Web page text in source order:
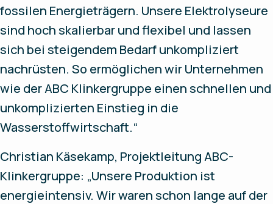
fossilen Energieträgern. Unsere Elektrolyseure
sind hoch skalierbar und flexibel und lassen
sich bei steigendem Bedarf unkompliziert
nachrüsten. So ermöglichen wir Unternehmen
wie der ABC Klinkergruppe einen schnellen und
unkomplizierten Einstieg in die
Wasserstoffwirtschaft.“
Christian Käsekamp, Projektleitung ABC-
Klinkergruppe: „Unsere Produktion ist
energieintensiv. Wir waren schon lange auf der